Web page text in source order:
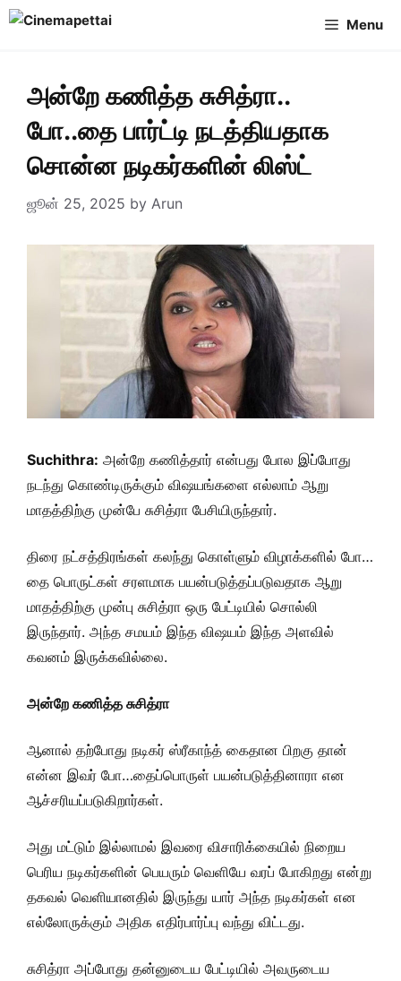
Skip
Menu
அன்றே கணித்த சுசித்ரா..
போ..தை பார்ட்டி நடத்தியதாக
சொன்ன நடிகர்களின் லிஸ்ட்
ஜூன் 25, 2025 by Arun
Suchithra: அன்றே கணித்தார் என்பது போல இப்போது
நடந்து கொண்டிருக்கும் விஷயங்களை எல்லாம் ஆறு
மாதத்திற்கு முன்பே சுசித்ரா பேசியிருந்தார்.
திரை நட்சத்திரங்கள் கலந்து கொள்ளும் விழாக்களில் போ…
தை பொருட்கள் சரளமாக பயன்படுத்தப்படுவதாக ஆறு
மாதத்திற்கு முன்பு சுசித்ரா ஒரு பேட்டியில் சொல்லி
இருந்தார். அந்த சமயம் இந்த விஷயம் இந்த அளவில்
கவனம் இருக்கவில்லை.
அன்றே கணித்த சுசித்ரா
ஆனால் தற்போது நடிகர் ஸ்ரீகாந்த் கைதான பிறகு தான்
என்ன இவர் போ…தைப்பொருள் பயன்படுத்தினாரா என
ஆச்சரியப்படுகிறார்கள்.
அது மட்டும் இல்லாமல் இவரை விசாரிக்கையில் நிறைய
பெரிய நடிகர்களின் பெயரும் வெளியே வரப் போகிறது என்று
தகவல் வெளியானதில் இருந்து யார் அந்த நடிகர்கள் என
எல்லோருக்கும் அதிக எதிர்பார்ப்பு வந்து விட்டது.
சுசித்ரா அப்போது தன்னுடைய பேட்டியில் அவருடைய